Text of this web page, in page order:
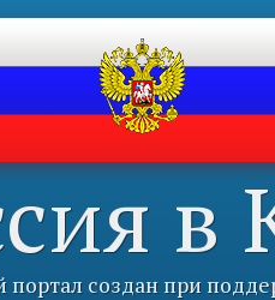
в
создан при